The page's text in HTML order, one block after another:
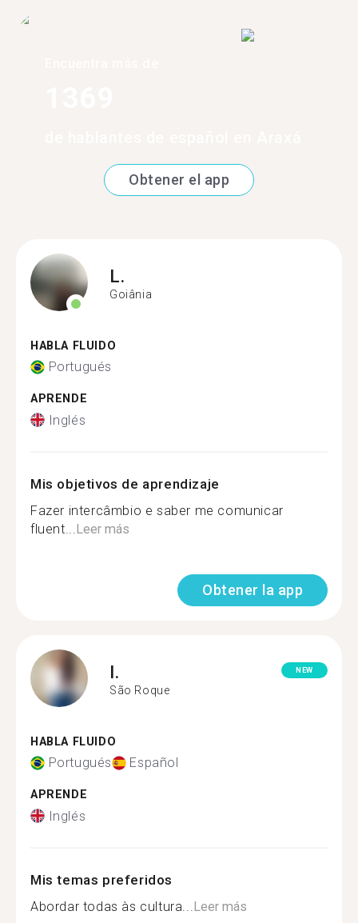
Obtener el app
L.
Goiânia
HABLA FLUIDO
Portugués
APRENDE
Inglés
Mis objetivos de aprendizaje
Fazer intercâmbio e saber me comunicar
fluent... Leer más
Obtener la app
I.
São Roque
NEW
HABLA FLUIDO
Portugués Español
APRENDE
Inglés
Mis temas preferidos
Abordar todas às cultura... Leer más